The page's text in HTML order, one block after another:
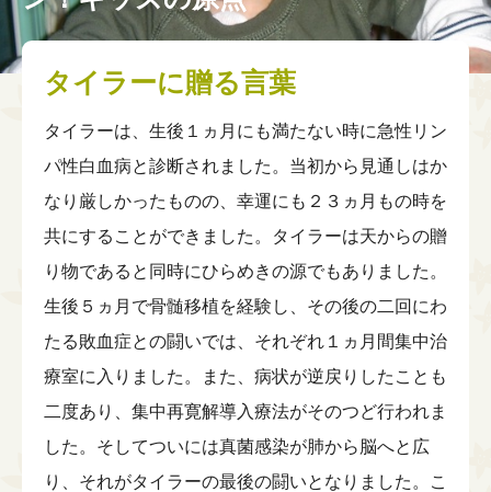
情報公開
アーカイブ
↳パートナー企業
↳プレスリリース
↳メディア掲載
↳完了したプログラム
シャイン・オン！コネクションズ
↳シャイン・オン！コネクションズぷらす
シャイン・オン！フレンズ
参加者の声
タイラーに贈る言葉
タイラーは、生後１ヵ月にも満たない時に急性リン
パ性白血病と診断されました。当初から見通しはか
なり厳しかったものの、幸運にも２３ヵ月もの時を
共にすることができました。タイラーは天からの贈
り物であると同時にひらめきの源でもありました。
生後５ヵ月で骨髄移植を経験し、その後の二回にわ
たる敗血症との闘いでは、それぞれ１ヵ月間集中治
療室に入りました。また、病状が逆戻りしたことも
二度あり、集中再寛解導入療法がそのつど行われま
した。そしてついには真菌感染が肺から脳へと広
り、それがタイラーの最後の闘いとなりました。こ